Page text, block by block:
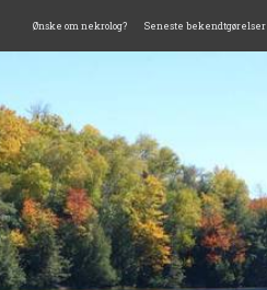
Ønske om nekrolog? Seneste bekendtgørelser